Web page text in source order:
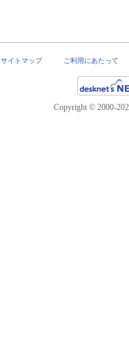
サイトマップ ご利用にあたって
Copyright ©